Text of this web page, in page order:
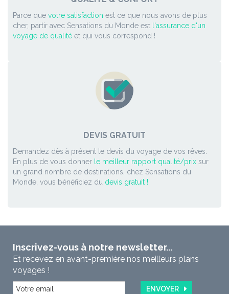
Parce que votre satisfaction est ce que nous avons de plus
cher, partir avec Sensations du Monde est l'assurance d'un
voyage de qualité et qui vous correspond !
DEVIS GRATUIT
Demandez dès à présent le devis du voyage de vos rêves.
En plus de vous donner le meilleur rapport qualité/prix sur
un grand nombre de destinations, chez Sensations du
Monde, vous bénéficiez du devis gratuit !
Inscrivez-vous à notre newsletter...
Et recevez en avant-première nos meilleurs plans
voyages !
ENVOYER